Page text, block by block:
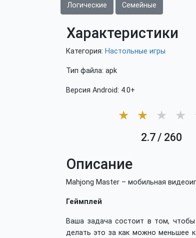
Логические Семейные
Характеристики
Категория: Настольные игры
Тип файла: apk
Версия Android: 4.0+
★ ★ ★ ★
2.7/ 260
Описание
Mahjong Master – мобильная
Геймплей
Ваша задача состоит в том,
делать это за как можно меньшее